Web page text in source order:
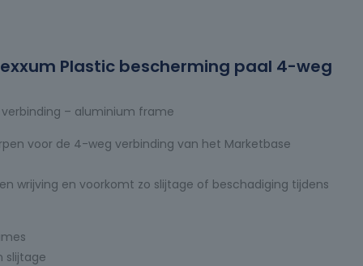
Plastic bescherming paal 4-weg
– aluminium frame
voor de 4-weg verbinding van het Marketbase
wrijving en voorkomt zo slijtage of beschadiging tijdens
slijtage